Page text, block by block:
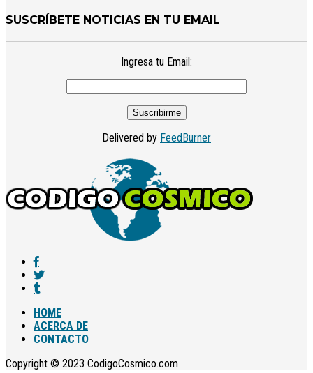
SUSCRÍBETE NOTICIAS EN TU EMAIL
Ingresa tu Email:
Delivered by FeedBurner
HOME
ACERCA DE
CONTACTO
Copyright © 2023 CodigoCosmico.com